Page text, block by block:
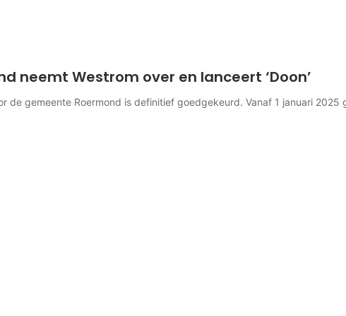
neemt Westrom over en lanceert ‘Doon’
de gemeente Roermond is definitief goedgekeurd. Vanaf 1 januari 2025